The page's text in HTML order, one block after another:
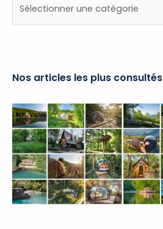
Nos articles les plus consultés